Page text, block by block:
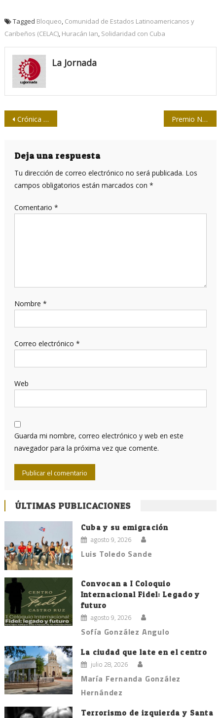
Tagged Bloqueo Comunidad de Estados Latinoamericanos y
Caribeños (CELAC), Huracán Ian Solidaridad con Cuba
La Jornada
Navegación
entradas
Crónica artesanal por Juan Antonio Borrego Premio Nacional de Televisión 2022 para René Navarro Arbelo
Deja una respuesta
Tu dirección de correo electrónico no será publicada. Los
campos obligatorios están marcados con *
Comentario *
Nombre *
Correo electrónico *
Web
Guarda mi nombre, correo electrónico y web en este
navegador para la próxima vez que comente.
ÚLTIMAS PUBLICACIONES
Cuba y su emigración
agosto 9, 2026
Luis Toledo Sande
Convocan a I Coloquio
Internacional Fidel: Legado y
futuro
agosto 9, 2026
Sofía González Angulo
La ciudad que late en el centro
julio 28, 2026
María Fernanda González
Hernández
Terrorismo de izquierda y Santa